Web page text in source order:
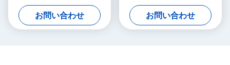
電センサー 可視赤光
お問い合わせ
替え周波数
お問い合わせ